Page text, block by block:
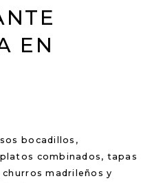
EN
bocadillos,
combinados, tapas
madrileños y